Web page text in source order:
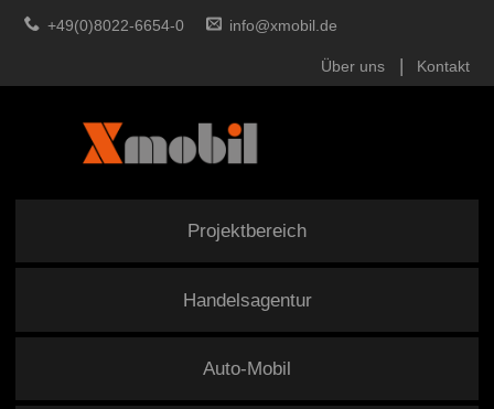
+49(0)8022-6654-0 info@xmobil.de
Über uns Kontakt
Projektbereich
Handelsagentur
Auto-Mobil